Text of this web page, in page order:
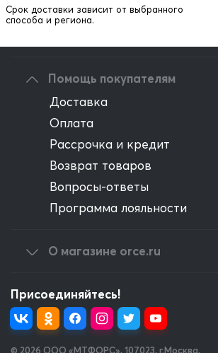
Срок доставки зависит от выбранного
способа и региона.
Написать директору
Помощь покупателям
Доставка
Оплата
Рассрочка и кредит
Возврат товаров
Вопросы-ответы
Программа лояльности
О магазине orce.ru
Присоединяйтесь!
© 2026 OOO «МТФОРС», 107023, г.Москва,